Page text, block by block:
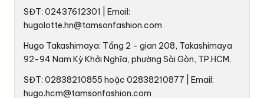
SĐT: 02437612301 | Email:
hugolotte.hn@tamsonfashion.com
Hugo Takashimaya: Tầng 2 - gian 208, Takashimaya
92-94 Nam Kỳ Khởi Nghĩa, phường Sài Gòn, TP.HCM.
SĐT: 02838210855 hoặc 02838210877 | Email:
hugo.hcm@tamsonfashion.com